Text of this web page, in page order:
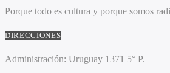
Porque todo es cultura y porque somos
DIRECCIONES
Administración: Uruguay 1371 5° P.